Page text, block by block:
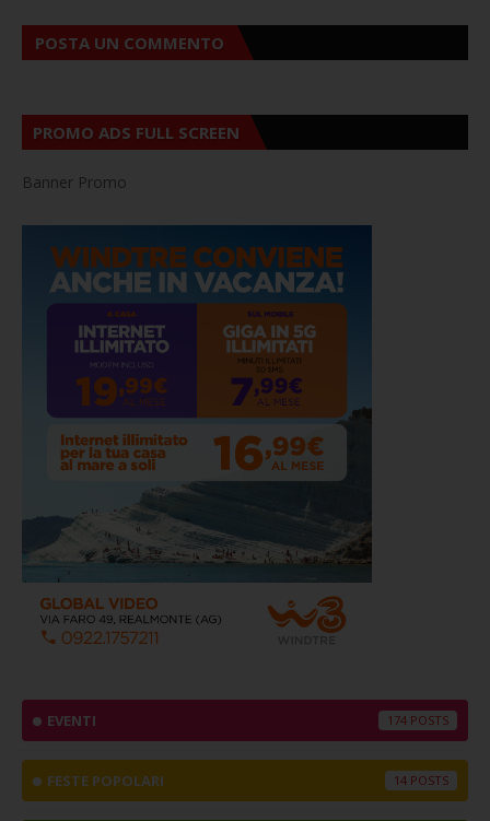
POSTA UN COMMENTO
PROMO ADS FULL SCREEN
Banner Promo
EVENTI 174
FESTE POPOLARI 14